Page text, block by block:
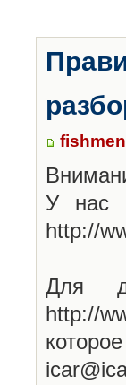
fishmen
У нас
http://
Для
http://